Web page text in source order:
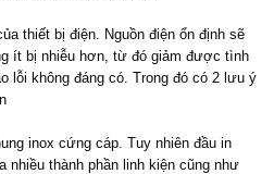
thiết bị điện. Nguồn điện ổn định sẽ
ít bị nhiễu hơn, từ đó giảm được tình
lỗi không đáng có. Trong đó có 2 lưu ý
inox cứng cáp. Tuy nhiên đầu in
nhiều thành phần linh kiện cũng như